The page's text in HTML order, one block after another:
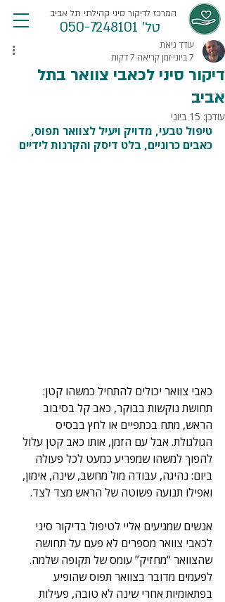
טל' 050-7248101
המרכז לדיקור סיני קהילתי תל אביב
דיקור סיני לכאבי צוואר בתל
אביב
עודד גיאת
7 ביוני
זמן קריאה 7 דקות
עודכן: 15 ביוני
טיפול טבעי, מדויק ויעיל לצוואר תפוס,
כאבים כרוניים, בלט דיסק והקרנות לידיים
כאבי צוואר יכולים להתחיל כמשהו קטן:
תחושת נוקשות בבוקר, כאב קל בסיבוב
הראש, מתח בכתפיים או לחץ בבסיס
הגולגולת. אבל עם הזמן, אותו כאב קטן עלול
להפוך למשהו שמפריע כמעט לכל פעולה
ביום: נהיגה, עבודה מול מחשב, שינה, אימון,
ואפילו תנועה פשוטה של הראש מצד לצד.
אנשים שמגיעים אליי לטיפול בדיקור סיני
לכאבי צוואר מספרים לא פעם על תחושה
שהצוואר “מחזיק” עומס של תקופה שלמה.
לפעמים מדובר בצוואר תפוס שהופיע
בפתאומיות אחרי שינה לא טובה, פעילות